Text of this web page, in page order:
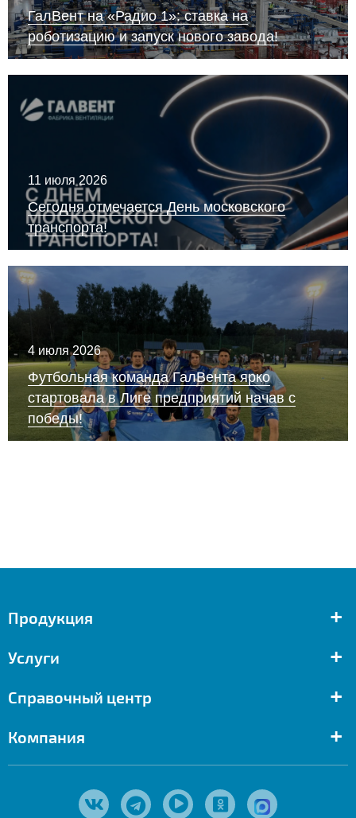
ГалВент на «Радио 1»: ставка на
роботизацию и запуск нового завода!
11 июля 2026
Сегодня отмечается День московского
транспорта!
4 июля 2026
Футбольная команда ГалВента ярко
стартовала в Лиге предприятий начав с
победы!
Продукция +
Услуги +
Справочный центр +
Компания +